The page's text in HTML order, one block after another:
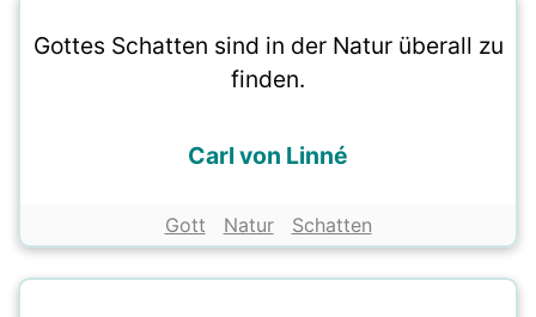
Gottes Schatten sind in der Natur überall zu
finden.
Carl von Linné
Gott Natur Schatten